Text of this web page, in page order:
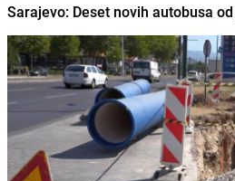
Sarajevo: Deset novih autobusa